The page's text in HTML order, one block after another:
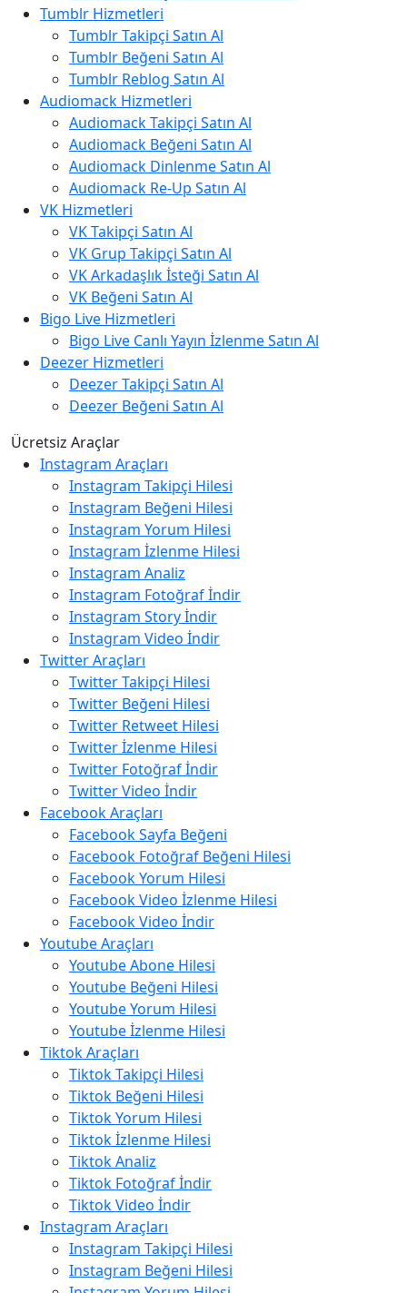
Tumblr Hizmetleri
Tumblr Takipçi Satın Al
Tumblr Beğeni Satın Al
Tumblr Reblog Satın Al
Audiomack Hizmetleri
Audiomack Takipçi Satın Al
Audiomack Beğeni Satın Al
Audiomack Dinlenme Satın Al
Audiomack Re-Up Satın Al
VK Hizmetleri
VK Takipçi Satın Al
VK Grup Takipçi Satın Al
VK Arkadaşlık İsteği Satın Al
VK Beğeni Satın Al
Bigo Live Hizmetleri
Bigo Live Canlı Yayın İzlenme Satın Al
Deezer Hizmetleri
Deezer Takipçi Satın Al
Deezer Beğeni Satın Al
Ücretsiz Araçlar
Instagram Araçları
Instagram Takipçi Hilesi
Instagram Beğeni Hilesi
Instagram Yorum Hilesi
Instagram İzlenme Hilesi
Instagram Analiz
Instagram Fotoğraf İndir
Instagram Story İndir
Instagram Video İndir
Twitter Araçları
Twitter Takipçi Hilesi
Twitter Beğeni Hilesi
Twitter Retweet Hilesi
Twitter İzlenme Hilesi
Twitter Fotoğraf İndir
Twitter Video İndir
Facebook Araçları
Facebook Sayfa Beğeni
Facebook Fotoğraf Beğeni Hilesi
Facebook Yorum Hilesi
Facebook Video İzlenme Hilesi
Facebook Video İndir
Youtube Araçları
Youtube Abone Hilesi
Youtube Beğeni Hilesi
Youtube Yorum Hilesi
Youtube İzlenme Hilesi
Tiktok Araçları
Tiktok Takipçi Hilesi
Tiktok Beğeni Hilesi
Tiktok Yorum Hilesi
Tiktok İzlenme Hilesi
Tiktok Analiz
Tiktok Fotoğraf İndir
Tiktok Video İndir
Instagram Araçları
Instagram Takipçi Hilesi
Instagram Beğeni Hilesi